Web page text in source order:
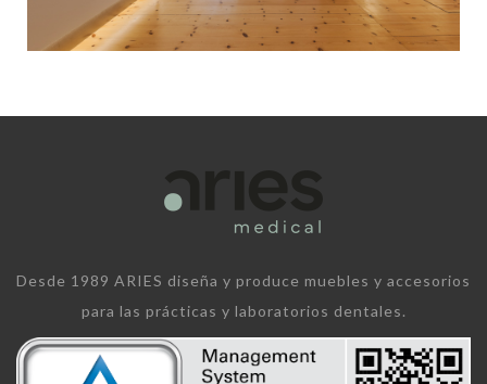
Desde 1989 ARIES diseña y produce muebles y accesorios
para las prácticas y laboratorios dentales.